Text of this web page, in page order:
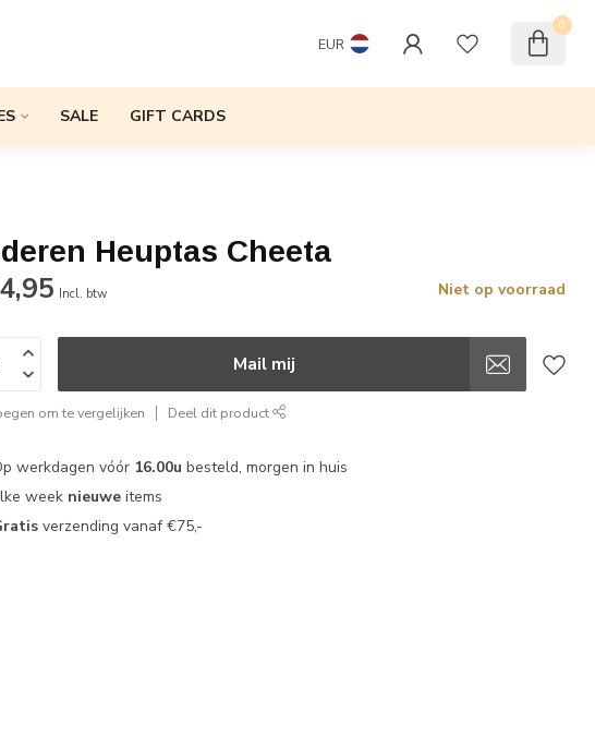
EUR
0
SALE GIFT CARDS
Heuptas Cheeta
Incl. btw Niet op voorraad
Mail mij
om te vergelijken Deel dit product
werkdagen vóór 16.00u besteld, morgen in huis
week nieuwe items
verzending vanaf €75,-